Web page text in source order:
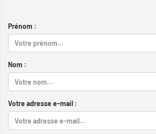
Prénom :
Nom :
Votre adresse e-mail :